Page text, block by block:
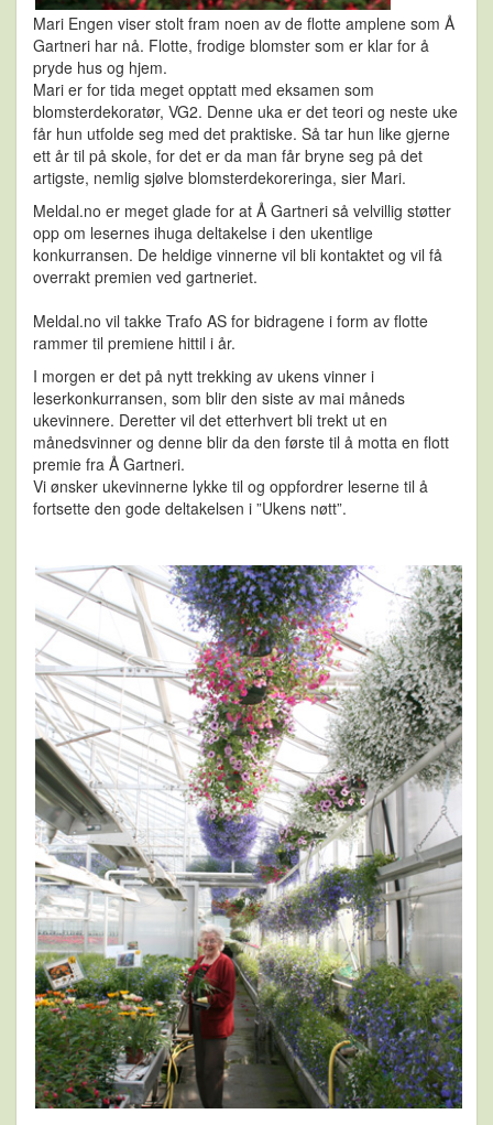
Mari Engen viser stolt fram noen av de flotte amplene som Å
Gartneri har nå. Flotte, frodige blomster som er klar for å
pryde hus og hjem.
Mari er for tida meget opptatt med eksamen som
blomsterdekoratør, VG2. Denne uka er det teori og neste uke
får hun utfolde seg med det praktiske. Så tar hun like gjerne
ett år til på skole, for det er da man får bryne seg på det
artigste, nemlig sjølve blomsterdekoreringa, sier Mari.
Meldal.no er meget glade for at Å Gartneri så velvillig støtter
opp om lesernes ihuga deltakelse i den ukentlige
konkurransen. De heldige vinnerne vil bli kontaktet og vil få
overrakt premien ved gartneriet.
Meldal.no vil takke Trafo AS for bidragene i form av flotte
rammer til premiene hittil i år.
I morgen er det på nytt trekking av ukens vinner i
leserkonkurransen, som blir den siste av mai måneds
ukevinnere. Deretter vil det etterhvert bli trekt ut en
månedsvinner og denne blir da den første til å motta en flott
premie fra Å Gartneri.
Vi ønsker ukevinnerne lykke til og oppfordrer leserne til å
fortsette den gode deltakelsen i ”Ukens nøtt”.